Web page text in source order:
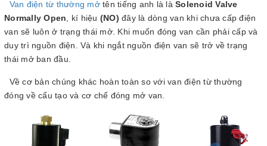
Van điện từ thường mở tên tiếng anh là là Solenoid Valve
Normally Open , kí hiệu (NO) đây là dòng van khi chưa cấp điện
van sẽ luôn ở trạng thái mở. Khi muốn đóng van cần phải cấp và
duy trì nguồn điện. Và khi ngắt nguồn điện van sẽ trở về trạng
thái mở ban đầu.
Về cơ bản chúng khác hoàn toàn so với van điện từ thường
đóng về cấu tạo và cơ chế đóng mở van.